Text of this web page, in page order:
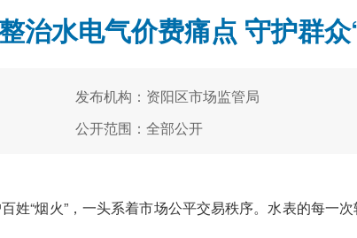
治水电气价费痛点 守护群
发布机构：资阳区市场监管局
公开范围：全部公开
“烟火”，一头系着市场公平交易秩序。水表的每一